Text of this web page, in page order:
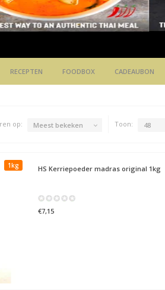
RECEPTEN FOODBOX CADEAUBON
op: Meest bekeken Toon: 48
1kg HS Kerriepoeder madras original 1kg
€7,15